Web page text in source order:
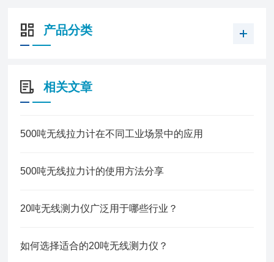
产品分类
相关文章
500吨无线拉力计在不同工业场景中的应用
500吨无线拉力计的使用方法分享
20吨无线测力仪广泛用于哪些行业？
如何选择适合的20吨无线测力仪？